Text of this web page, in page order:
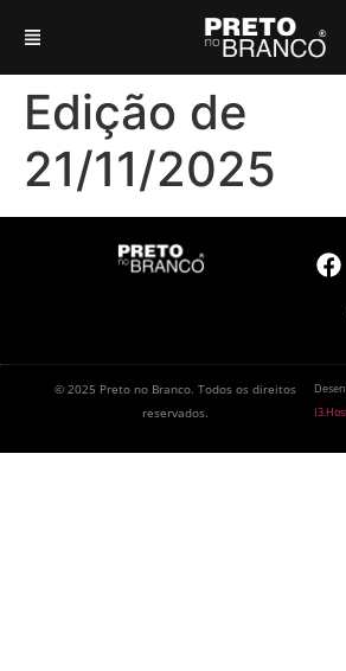
Edição de
21/11/2025
© 2025 Preto no Branco. Todos os direitos
reservados.